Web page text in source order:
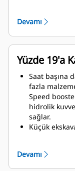
ezme/kesme
Devamı
Yüzde 19'a
Saat başına
fazla
Speed
hidrolik
sağlar.
Küçük
Eksiksiz bir
performans
Devamı